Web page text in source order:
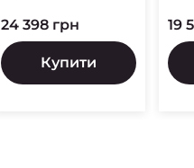
24 398 грн
Купити
19